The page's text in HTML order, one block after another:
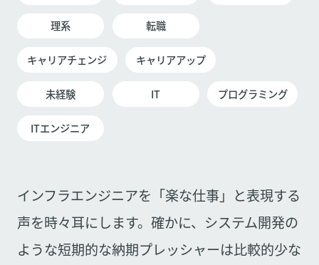
理系 転職
キャリアチェンジ キャリアアップ
未経験 IT プログラミング
ITエンジニア
インフラエンジニアを「楽な仕事」と表現する
声を時々耳にします。確かに、システム開発の
ような短期的な納期プレッシャーは比較的少な